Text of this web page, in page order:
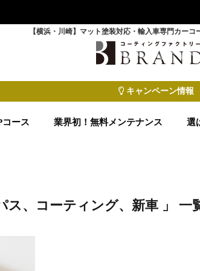
【横浜・川崎】マット塗装対応・輸入車専門カー
キャンペーン情報
ース 業界初！無料メンテナンス 選
ス、コーティング、新車 」 一